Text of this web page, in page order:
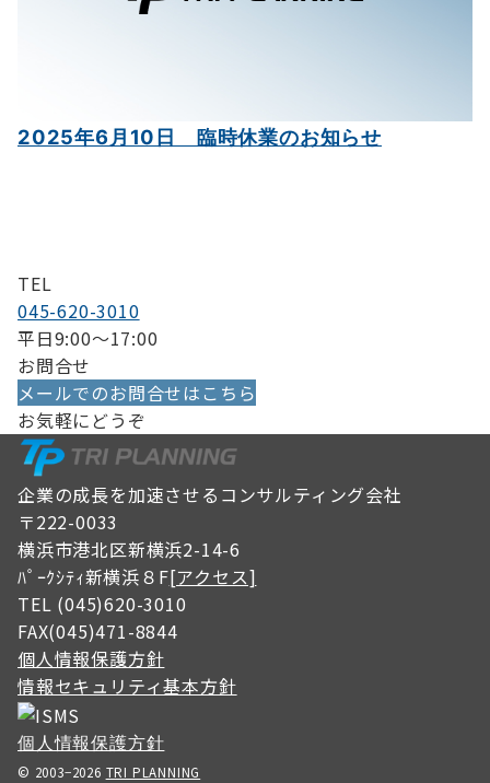
2025年6月10日 臨時休業のお知らせ
TEL
045-620-3010
平日9:00〜17:00
お問合せ
メールでのお問合せはこちら
お気軽にどうぞ
企業の成長を加速させるコンサルティング会社
〒222-0033
横浜市港北区新横浜2-14-6
ﾊﾟｰｸｼﾃｨ新横浜８F[アクセス]
TEL (045)620-3010
FAX(045)471-8844
個人情報保護方針
情報セキュリティ基本方針
個人情報保護方針
© 2003−2026 TRI PLANNING